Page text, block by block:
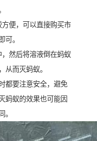
便，可以直接购买市
可。
然后将溶液倒在蚂蚁
从而灭蚂蚁。
都要注意安全，避免
蚂蚁的效果也可能因
。